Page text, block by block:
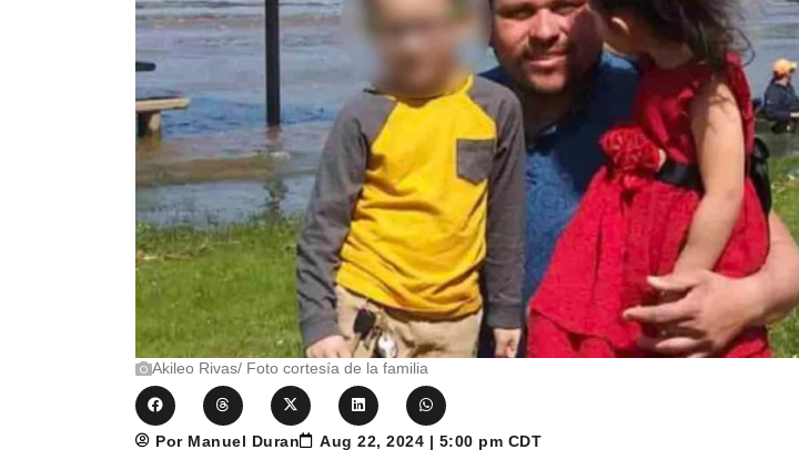
Akileo Rivas/ Foto cortesía de la familia
Por Manuel Duran Aug 22, 2024 | 5:00 pm CDT